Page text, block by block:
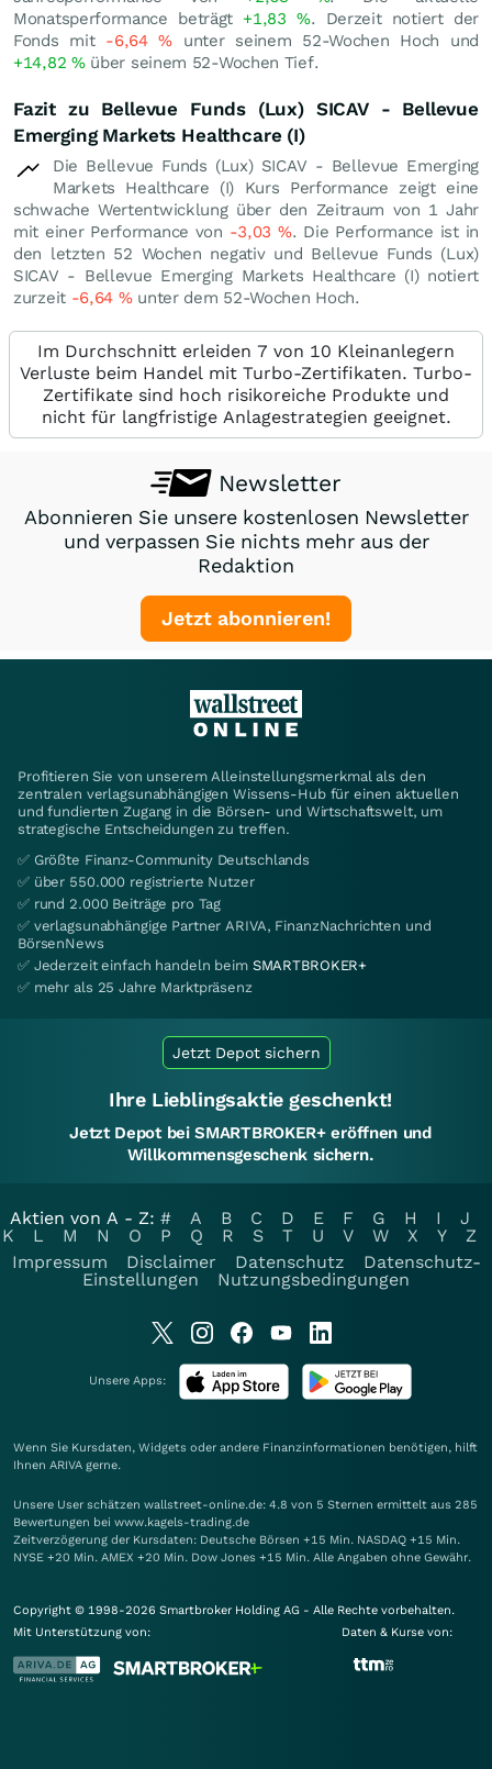
Monatsperformance beträgt +1,83 %. Derzeit notiert der
Fonds mit -6,64% unter seinem 52-Wochen Hoch und
+14,82 %über seinem 52-Wochen Tief.
Fazit zu Bellevue Funds (Lux) SICAV - Bellevue
Emerging Markets Healthcare (I)
Die Bellevue Funds (Lux) SICAV - Bellevue Emerging
Markets Healthcare (I) Kurs Performance zeigt eine
schwache Wertentwicklung über den Zeitraum von 1 Jahr
mit einer Performance von -3,03%. Die Performance ist in
den letzten 52 Wochen negativ und Bellevue Funds (Lux)
SICAV - Bellevue Emerging Markets Healthcare (I) notiert
zurzeit -6,64 %unter dem 52-Wochen Hoch.
Im Durchschnitt erleiden 7 von 10 Kleinanlegern
Verluste beim Handel mit Turbo-Zertifikaten. Turbo-
Zertifikate sind hoch risikoreiche Produkte und
nicht für langfristige Anlagestrategien geeignet.
Newsletter
Abonnieren Sie unsere kostenlosen Newsletter
und verpassen Sie nichts mehr aus der
Redaktion
Jetzt abonnieren!
Profitieren Sie von unserem Alleinstellungsmerkmal als den
zentralen verlagsunabhängigen Wissens-Hub für einen aktuellen
und fundierten Zugang in die Börsen- und Wirtschaftswelt, um
strategische Entscheidungen zu treffen.
✅ Größte Finanz-Community Deutschlands
✅ über 550.000 registrierte Nutzer
✅ rund 2.000 Beiträge pro Tag
✅ verlagsunabhängige Partner ARIVA, FinanzNachrichten und
BörsenNews
✅ Jederzeit einfach handeln beim SMARTBROKER+
✅ mehr als 25 Jahre Marktpräsenz
Jetzt Depot sichern
Ihre Lieblingsaktie geschenkt!
Jetzt Depot bei SMARTBROKER+ eröffnen und
Willkommensgeschenk sichern.
Aktien von A - Z: # A B C D E F G H I
J
K
L M N O P Q R S T U V W X Y
Z
Impressum
Disclaimer Datenschutz
Datenschutz-
Einstellungen
Nutzungsbedingungen
Unsere Apps:
Wenn Sie Kursdaten, Widgets oder andere Finanzinformationen benötigen, hilft
Ihnen ARIVA gerne.
Unsere User schätzen wallstreet-online.de: 4.8 von 5 Sternen ermittelt aus 285
Bewertungen bei www.kagels-trading.de
Zeitverzögerung der Kursdaten: Deutsche Börsen +15 Min. NASDAQ +15 Min.
NYSE +20 Min. AMEX +20 Min. Dow Jones +15 Min. Alle Angaben ohne Gewähr.
Copyright © 1998-2026 Smartbroker Holding AG - Alle Rechte vorbehalten.
Mit Unterstützung von:
Daten & Kurse von: